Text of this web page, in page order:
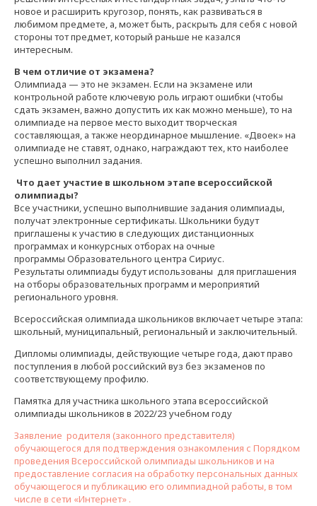
новое и расширить кругозор, понять, как развиваться в
любимом предмете, а, может быть, раскрыть для себя с новой
стороны тот предмет, который раньше не казался
интересным.
В чем отличие от экзамена?
Олимпиада — это не экзамен. Если на экзамене или
контрольной работе ключевую роль играют ошибки (чтобы
сдать экзамен, важно допустить их как можно меньше), то на
олимпиаде на первое место выходит творческая
составляющая, а также неординарное мышление. «Двоек» на
олимпиаде не ставят, однако, награждают тех, кто наиболее
успешно выполнил задания.
Что дает участие в школьном этапе всероссийской
олимпиады?
Все участники, успешно выполнившие задания олимпиады,
получат электронные сертификаты. Школьники будут
приглашены к участию в следующих дистанционных
программах и конкурсных отборах на очные
программы Образовательного центра Сириус.
Результаты олимпиады будут использованы для приглашения
на отборы образовательных программ и мероприятий
регионального уровня.
Всероссийская олимпиада школьников включает четыре этапа:
школьный, муниципальный, региональный и заключительный.
Дипломы олимпиады, действующие четыре года, дают право
поступления в любой российский вуз без экзаменов по
соответствующему профилю.
Памятка для участника школьного этапа всероссийской
олимпиады школьников в 2022/23 учебном году
Заявление родителя (законного представителя)
обучающегося для подтверждения ознакомления с Порядком
проведения Всероссийской олимпиады школьников и на
предоставление согласия на обработку персональных данных
обучающегося и публикацию его олимпиадной работы, в том
числе в сети «Интернет» .